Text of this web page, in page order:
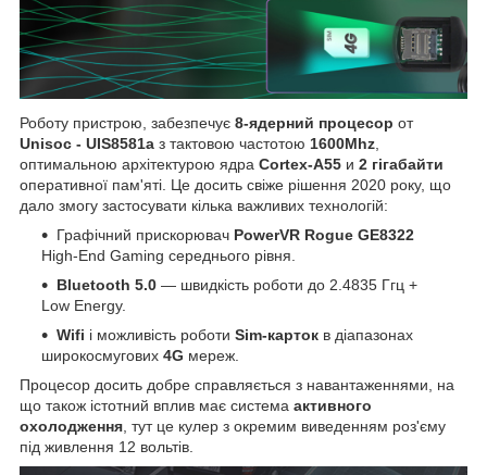
Роботу пристрою, забезпечує 8-ядерний процесор от
Unisoc - UIS8581a з тактовою частотою 1600Mhz,
оптимальною архітектурою ядра Cortex-A55 и 2 гігабайти
оперативної пам'яті. Це досить свіже рішення 2020 року, що
дало змогу застосувати кілька важливих технологій:
Графічний прискорювач PowerVR Rogue GE8322
High-End Gaming середнього рівня.
Bluetooth 5.0 — швидкість роботи до 2.4835 Ггц +
Low Energy.
Wifi і можливість роботи Sim-карток в діапазонах
широкосмугових 4G мереж.
Процесор досить добре справляється з навантаженнями, на
що також істотний вплив має система активного
охолодження, тут це кулер з окремим виведенням роз'єму
під живлення 12 вольтів.